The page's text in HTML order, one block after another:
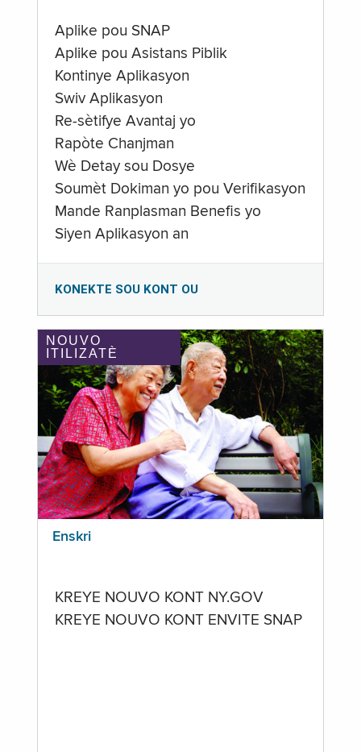
Aplike pou SNAP
Aplike pou Asistans Piblik
Kontinye Aplikasyon
Swiv Aplikasyon
Re-sètifye Avantaj yo
Rapòte Chanjman
Wè Detay sou Dosye
Soumèt Dokiman yo pou Verifikasyon
Mande Ranplasman Benefis yo
Siyen Aplikasyon an
KONEKTE SOU KONT OU
NOUVO
ITILIZATÈ
Enskri
KREYE NOUVO KONT NY.GOV
KREYE NOUVO KONT ENVITE SNAP